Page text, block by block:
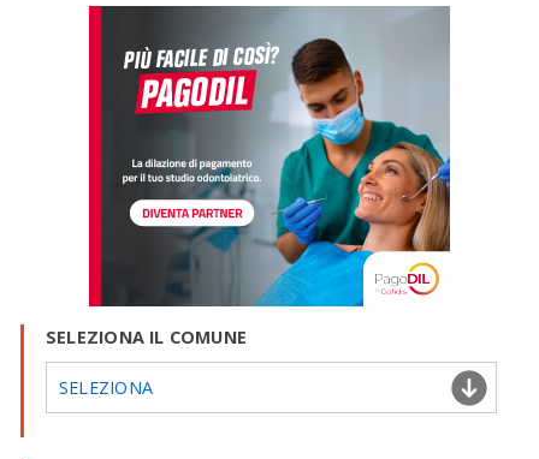
SELEZIONA IL COMUNE
SELEZIONA